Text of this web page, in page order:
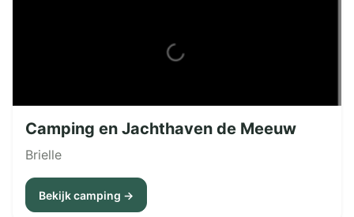
Camping en Jachthaven de Meeuw
Brielle
Bekijk camping →